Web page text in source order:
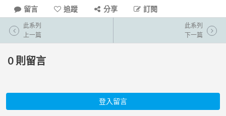
留言 追蹤 分享 訂閱
此系列
上一篇
此系列
下一篇
0 則留言
登入留言